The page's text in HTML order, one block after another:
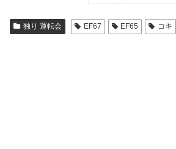
独り 運転会 EF67 EF65 コキ